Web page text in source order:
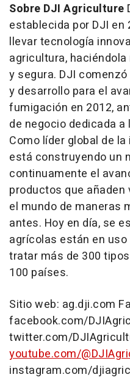
Sobre DJI Agriculture
establecida por DJI en
llevar tecnología
agricultura,
y segura. DJI
y desarrollo para el
fumigación en 2012,
de negocio dedicada
Como líder global de
está construyendo un
continuamente el
productos que
el mundo de maneras
antes. Hoy en día, se
agrícolas están en
tratar más de 300
100 países.
Sitio web: ag.dji.com
facebook.com/
twitter.com/
youtube.com/
instagram.com/